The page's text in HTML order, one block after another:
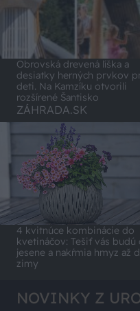
Obrovská drevená líška a
desiatky herných prvkov
deti. Na Kamzíku otvorili
rozšírené Šantisko
ZÁHRADA.SK
4 kvitnúce kombinácie do
kvetináčov: Tešiť vás budú
jesene a nakŕmia hmyz až
zimy
NOVINKY Z